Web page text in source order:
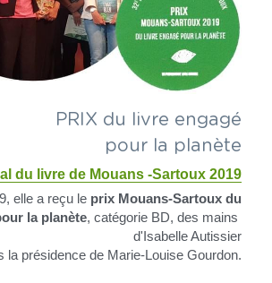
PRIX du livre engagé
pour la planète
du livre de Mouans -Sartoux 2019
elle a reçu le prix Mouans-Sartoux du
la planète, catégorie BD, des mains
d'Isabelle Autissier
la présidence de Marie-Louise Gourdon.